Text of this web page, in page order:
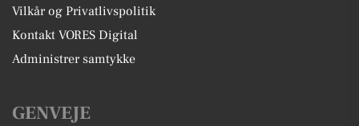
Vilkår og Privatlivspolitik
Kontakt VORES Digital
Administrer samtykke
GENVEJE